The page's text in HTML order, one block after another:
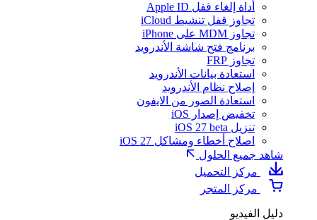
أداة إلغاء قفل Apple ID
تجاوز قفل تنشيط iCloud
تجاوز MDM على iPhone
برنامج فتح شاشة الأندرويد
تجاوز FRP
استعادة بيانات الأندرويد
إصلاح نظام الأندرويد
استعادة الصور من الايفون
تخفيض إصدار iOS
تنزيل iOS 27 beta
اصلاح أخطاء ومشاكل iOS 27
شاهد جميع الحلول
مركز التحميل
مركز المتجر
دليل الفيديو